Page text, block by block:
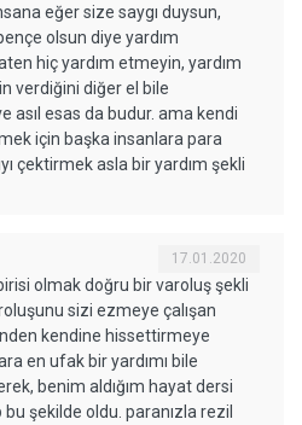
eğer size saygı duysun,
olsun diye yardım
hiç yardım etmeyin, yardım
verdiğini diğer el bile
asıl esas da budur. ama kendi
için başka insanlara para
çektirmek asla bir yardım şekli
17.01.2020
olmak doğru bir varoluş şekli
sizi ezmeye çalışan
kendine hissettirmeye
en ufak bir yardımı bile
benim aldığım hayat dersi
şekilde oldu. paranızla rezil